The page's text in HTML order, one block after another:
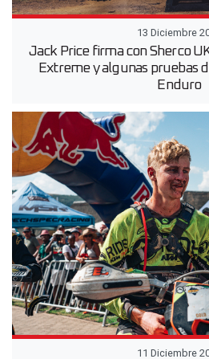
13 Diciembre
Jack Price firma con Sherco
Extreme y algunas pruebas
Enduro
11 Diciembre